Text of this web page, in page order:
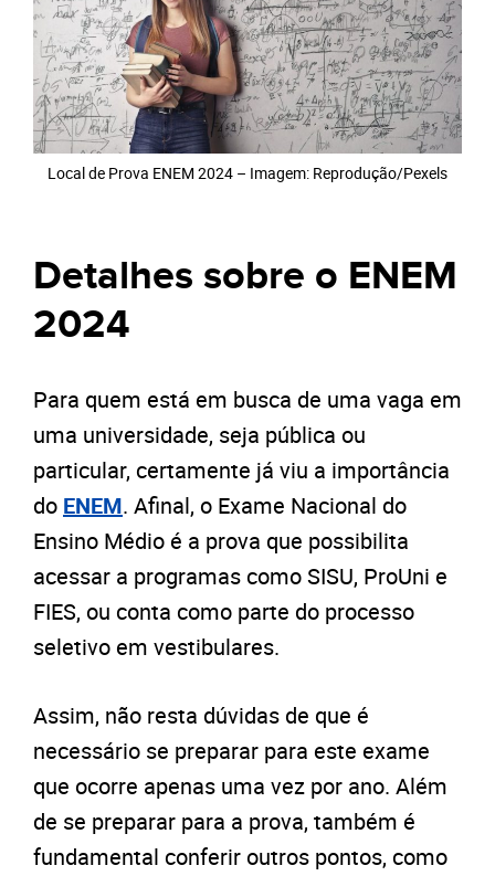
Local de Prova ENEM 2024 – Imagem: Reprodução/Pexels
Detalhes sobre o ENEM
2024
Para quem está em busca de uma vaga em
uma universidade, seja pública ou
particular, certamente já viu a importância
do ENEM. Afinal, o Exame Nacional do
Ensino Médio é a prova que possibilita
acessar a programas como SISU, ProUni e
FIES, ou conta como parte do processo
seletivo em vestibulares.
Assim, não resta dúvidas de que é
necessário se preparar para este exame
que ocorre apenas uma vez por ano. Além
de se preparar para a prova, também é
fundamental conferir outros pontos, como